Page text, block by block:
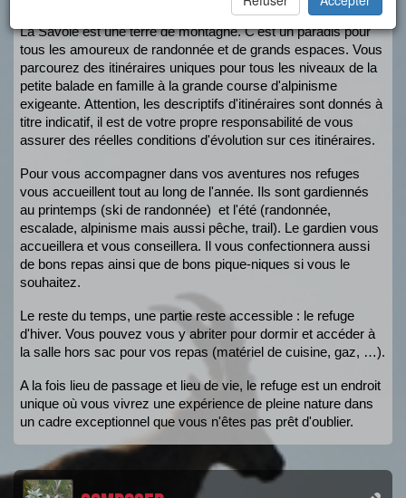
La Savoie est une terre de montagne. C'est un paradis pour
tous les amoureux de randonnée et de grands espaces. Vous
parcourez des itinéraires uniques pour tous les niveaux de la
petite balade en famille à la grande course d'alpinisme
exigeante. Attention, les descriptifs d'itinéraires sont donnés à
titre indicatif, il est de votre propre responsabilité de vous
assurer des réelles conditions d'évolution sur ces itinéraires.
Pour vous accompagner dans vos aventures nos refuges
vous accueillent tout au long de l'année. Ils sont gardiennés
au printemps (ski de randonnée)  et l'été (randonnée,
escalade, alpinisme mais aussi pêche, trail). Le gardien vous
accueillera et vous conseillera. Il vous confectionnera aussi
de bons repas ainsi que de bons pique-niques si vous le
souhaitez.
Le reste du temps, une partie reste accessible : le refuge
d'hiver. Vous pouvez vous y abriter pour dormir et accéder à
la salle hors sac pour vos repas (matériel de cuisine, gaz, …).
A la fois lieu de passage et lieu de vie, le refuge est un endroit
unique où vous vivrez une expérience de pleine nature dans
un cadre exceptionnel que vous n'êtes pas prêt d'oublier.